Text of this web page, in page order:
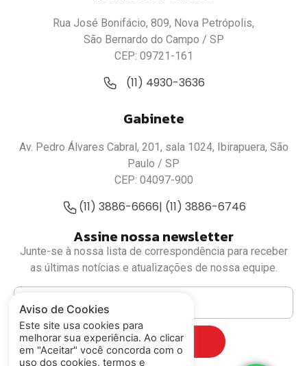
Rua José Bonifácio, 809, Nova Petrópolis,
São Bernardo do Campo / SP
CEP: 09721-161
(11) 4930-3636
Gabinete
Av. Pedro Álvares Cabral, 201, sala 1024, Ibirapuera, São
Paulo / SP
CEP: 04097-900
(11) 3886-6666| (11) 3886-6746
Assine nossa newsletter
Junte-se à nossa lista de correspondência para receber
as últimas notícias e atualizações de nossa equipe.
Cadastrar
Aviso de Cookies
Este site usa cookies para
melhorar sua experiência. Ao clicar
em "Aceitar" você concorda com o
uso dos cookies, termos e